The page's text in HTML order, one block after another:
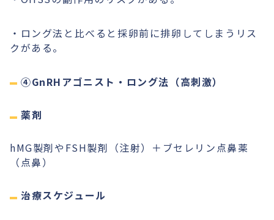
・ロング法と比べると採卵前に排卵してしまうリス
クがある。
④GnRHアゴニスト・ロング法（高刺激）
薬剤
hMG製剤やFSH製剤（注射）＋ブセレリン点鼻薬
（点鼻）
治療スケジュール